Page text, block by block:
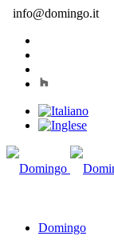
info@domingo.it
Domingo